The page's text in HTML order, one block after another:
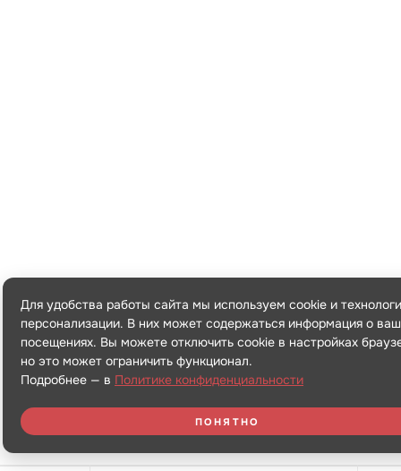
Для удобства работы сайта мы используем cookie и
персонализации. В них может содержаться информация о
посещениях. Вы можете отключить cookie в настройках
но это может ограничить функционал.
Подробнее — в Политике конфиденциальности
ПОНЯТНО